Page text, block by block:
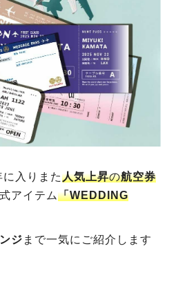
に入りまた人気上昇の航空券
アイテム「WEDDING
ジ まで一気にご紹介します